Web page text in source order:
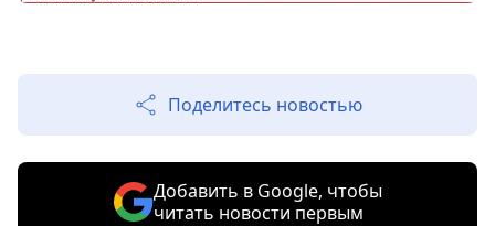
Поделитесь новостью
Добавить в Google, чтобы
читать новости первым